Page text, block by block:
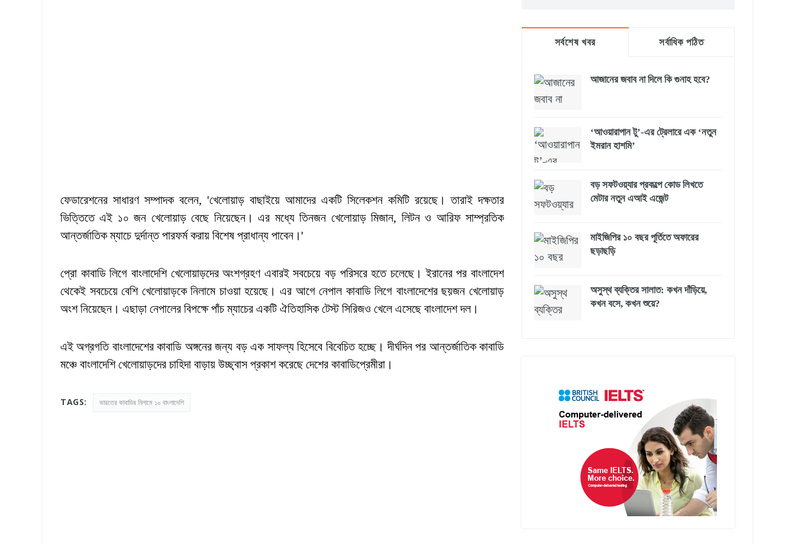
ফেডারেশনের সাধারণ সম্পাদক বলেন, 'খেলোয়াড় বাছাইয়ে আমাদের একটি সিলেকশন কমিটি রয়েছে। তারাই দক্ষতার
ভিত্তিতে এই ১০ জন খেলোয়াড় বেছে নিয়েছেন। এর মধ্যে তিনজন খেলোয়াড় মিজান, লিটন ও আরিফ সাম্প্রতিক
আন্তর্জাতিক ম্যাচে দুর্দান্ত পারফর্ম করায় বিশেষ প্রাধান্য পাবেন।'
প্রো কাবাডি লিগে বাংলাদেশি খেলোয়াড়দের অংশগ্রহণ এবারই সবচেয়ে বড় পরিসরে হতে চলেছে। ইরানের পর বাংলাদেশ
থেকেই সবচেয়ে বেশি খেলোয়াড়কে নিলামে চাওয়া হয়েছে। এর আগে নেপাল কাবাডি লিগে বাংলাদেশের ছয়জন খেলোয়াড়
অংশ নিয়েছেন। এছাড়া নেপালের বিপক্ষে পাঁচ ম্যাচের একটি ঐতিহাসিক টেস্ট সিরিজও খেলে এসেছে বাংলাদেশ দল।
এই অগ্রগতি বাংলাদেশের কাবাডি অঙ্গনের জন্য বড় এক সাফল্য হিসেবে বিবেচিত হচ্ছে। দীর্ঘদিন পর আন্তর্জাতিক কাবাডি
মঞ্চে বাংলাদেশি খেলোয়াড়দের চাহিদা বাড়ায় উচ্ছ্বাস প্রকাশ করেছে দেশের কাবাডিপ্রেমীরা।
TAGS: ভারতের কাবাডির নিলামে ১০ বাংলাদেশি
সর্বশেষ খবর সর্বাধিক পঠিত
আজানের জবাব না দিলে কি গুনাহ হবে?
‘আওয়ারাপান টু’-এর ট্রেলারে এক ‘নতুন
ইমরান হাশমি’
বড় সফটওয়্যার প্রকল্পে কোড লিখতে
মেটার নতুন এআই এজেন্ট
মাইজিপির ১০ বছর পূর্তিতে অফারের
ছড়াছড়ি
অসুস্থ ব্যক্তির সালাত: কখন দাঁড়িয়ে,
কখন বসে, কখন শুয়ে?